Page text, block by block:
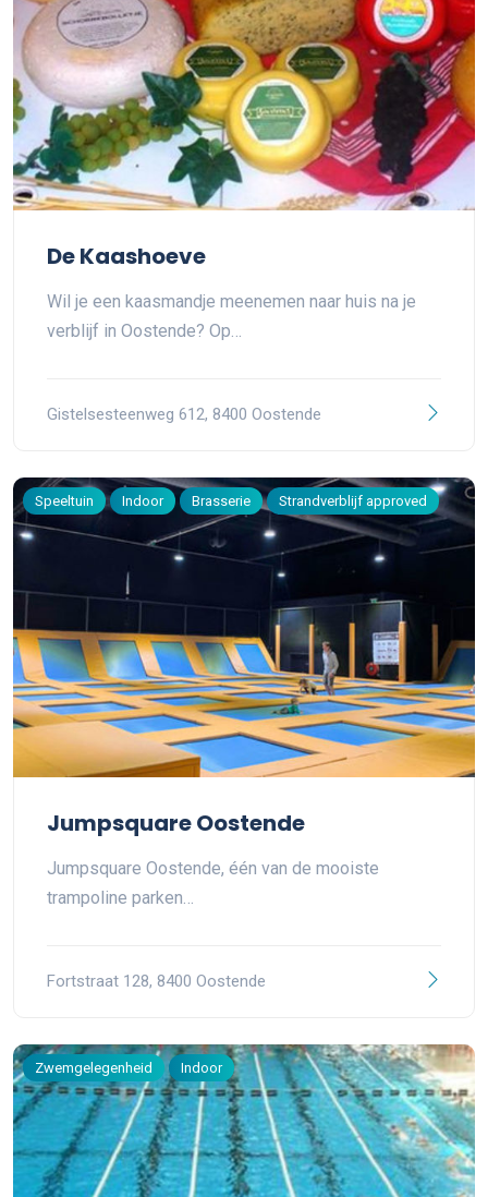
De Kaashoeve
Wil je een kaasmandje meenemen naar huis na je
verblijf in Oostende? Op…
Gistelsesteenweg 612, 8400 Oostende
Speeltuin Indoor Brasserie Strandverblijf approved
Jumpsquare Oostende
Jumpsquare Oostende, één van de mooiste
trampoline parken…
Fortstraat 128, 8400 Oostende
Zwemgelegenheid Indoor